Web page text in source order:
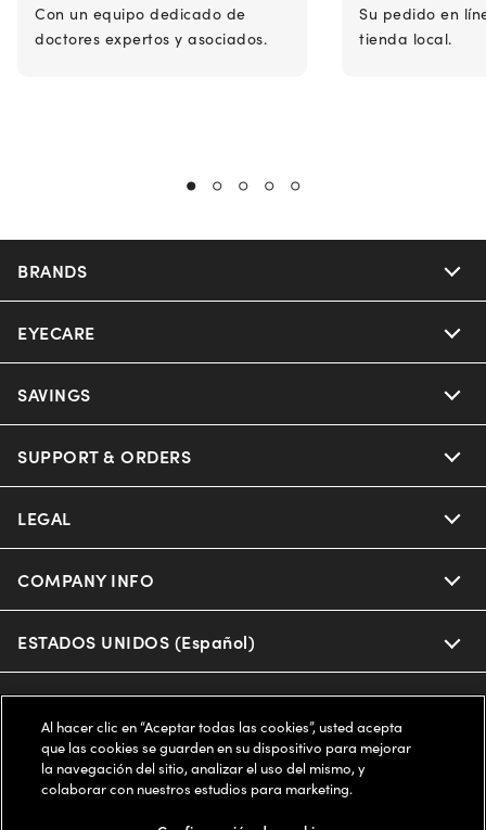
Con un equipo dedicado de
doctores expertos y asociados.
Su pedido en
tienda local.
BRANDS
Nuance Audio
Ray-Ban
Miu Miu
Prada
Michael Kors
Coach
EYECARE
Our Eyeglasses
Our Sunglasses
Eyewear Trends
Our Lenses
Schedule an Eye Exam
SAVINGS
Offers & Discount
Insurance
AARP Members
SUPPORT & ORDERS
Help Center
Online Order Status
Frame Advisor
Style Guide
LEGAL
Privacy Policy
Terms of Use
Notice of Financial Incentive
Independent Doctor's Notice
COMPANY INFO
About us
Accessibility
Our Flagship Stores
ESTADOS UNIDOS (Español)
Buy now, pay later with Klarna*, Affirm or Cash App Afterpay.
Learn More
Al hacer clic en “Aceptar todas las cookies”, usted acepta
que las cookies se guarden en su dispositivo para mejorar
la navegación del sitio, analizar el uso del mismo, y
colaborar con nuestros estudios para marketing.